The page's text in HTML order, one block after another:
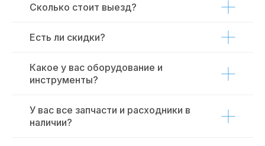
Сколько стоит выезд?
Есть ли скидки?
Какое у вас оборудование и
инструменты?
У вас все запчасти и расходники в
наличии?